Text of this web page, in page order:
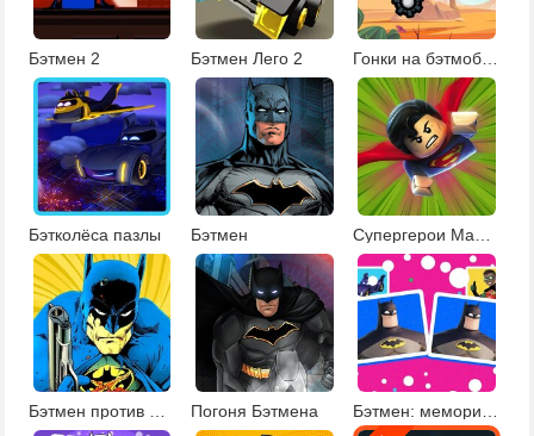
Бэтмен 2 Бэтмен Лего 2 Гонки на бэтмобиле
Бэтколёса пазлы Бэтмен
Погоня Бэтмена